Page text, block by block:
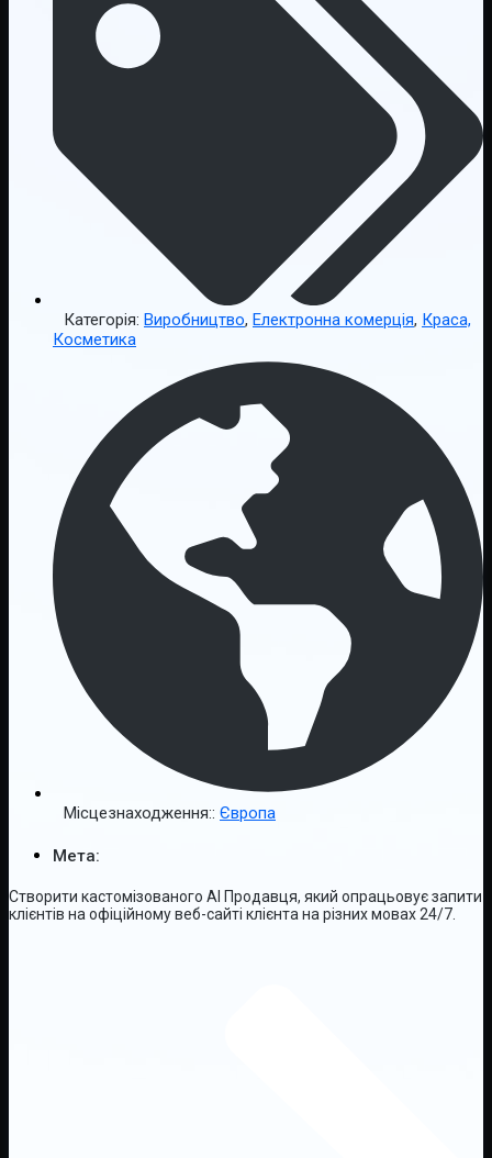
Категорія: Виробництво, Електронна комерція, Краса,
Косметика
Місцезнаходження:: Європа
Мета:
Створити кастомізованого AI Продавця, який опрацьовує запити
клієнтів на офіційному веб-сайті клієнта на різних мовах 24/7.